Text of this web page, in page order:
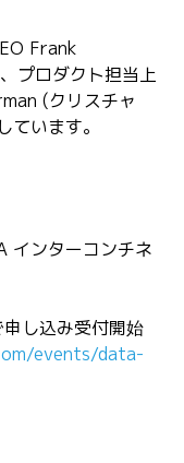
Frank
プロダクト担当上
(クリスチャ
います。
インターコンチネ
し込み受付開始
events/data-